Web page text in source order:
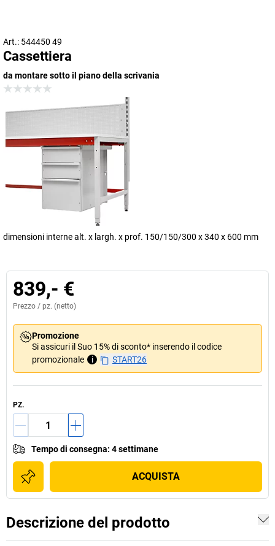
Art.: 544450 49
Cassettiera
da montare sotto il piano della scrivania
dimensioni interne alt. x largh. x prof. 150/150/300 x 340 x 600 mm
839,- €
Prezzo / pz. (netto)
Promozione
Si assicuri il Suo 15% di sconto* inserendo il codice
promozionale
i START26
PZ.
Tempo di consegna: 4 settimane
ACQUISTA
Descrizione del prodotto